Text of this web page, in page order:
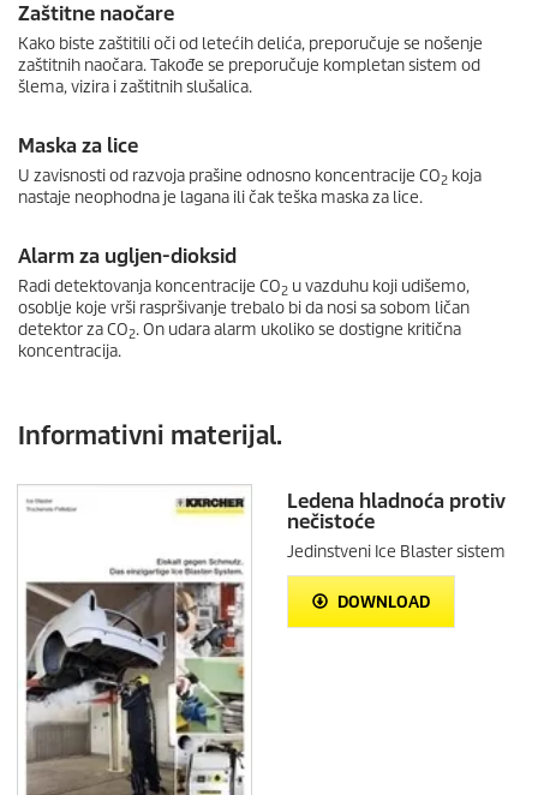
Zaštitne naočare
Kako biste zaštitili oči od letećih delića, preporučuje se nošenje
zaštitnih naočara. Takođe se preporučuje kompletan sistem od
šlema, vizira i zaštitnih slušalica.
Maska za lice
U zavisnosti od razvoja prašine odnosno koncentracije CO2 koja
nastaje neophodna je lagana ili čak teška maska za lice.
Alarm za ugljen-dioksid
Radi detektovanja koncentracije CO2 u vazduhu koji udišemo,
osoblje koje vrši raspršivanje trebalo bi da nosi sa sobom ličan
detektor za CO2. On udara alarm ukoliko se dostigne kritična
koncentracija.
Informativni materijal.
Ledena hladnoća protiv
nečistoće
Jedinstveni Ice Blaster sistem
DOWNLOAD